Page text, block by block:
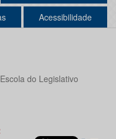
Acessibilidade
do Legislativo